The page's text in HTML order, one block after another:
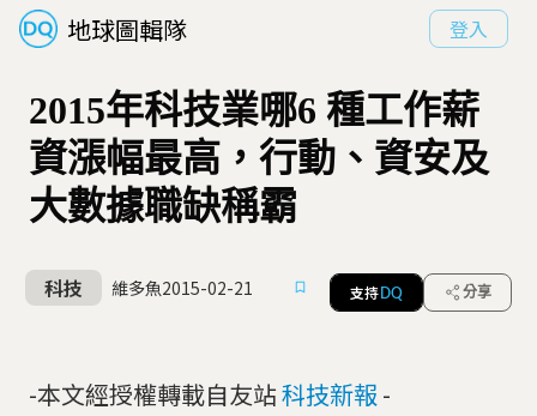
地球圖輯隊 登入
2015年科技業哪6 種工作薪
資漲幅最高，行動、資安及
大數據職缺稱霸
科技 維多魚2015-02-21 支持 DQ 分享
-本文經授權轉載自友站科技新報 -